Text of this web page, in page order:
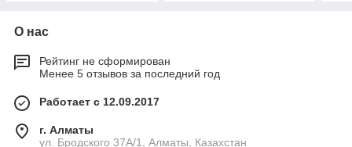
О нас
Рейтинг не сформирован
Менее 5 отзывов за последний год
Работает с 12.09.2017
г. Алматы
ул. Бродского 37А/1, Алматы, Казахстан